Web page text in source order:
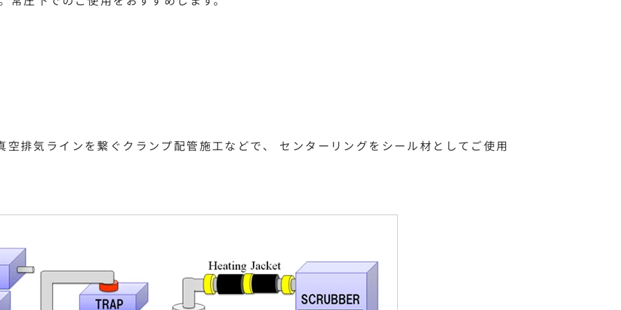
排気ラインを繋ぐクランプ配管施工などで、 センターリングをシール材としてご使用